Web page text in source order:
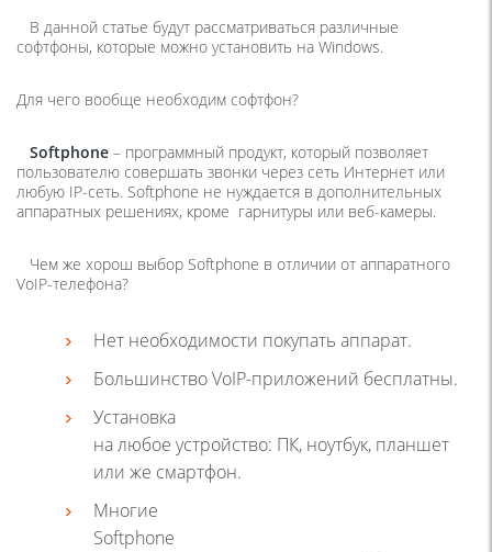
В данной статье будут рассматриваться различные
софтфоны, которые можно установить на Windows.
Для чего вообще необходим софтфон?
Softphone – программный продукт, который позволяет
пользователю совершать звонки через сеть Интернет или
любую IP-сеть. Softphone не нуждается в дополнительных
аппаратных решениях, кроме гарнитуры или веб-камеры.
Чем же хорош выбор Softphone в отличии от аппаратного
VoIP-телефона?
Нет необходимости покупать аппарат.
Большинство VoIP-приложений бесплатны.
Установка
на любое устройство: ПК, ноутбук, планшет
или же смартфон.
Многие
Softphone